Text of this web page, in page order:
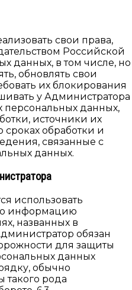
свои права,
Российской
данных, в том числе, но
обновлять свои
их блокирования
у Администратора
персональных данных,
источники их
обработки и
связанные с
данных.
использовать
информацию
названных в
обязан
для защиты
данных
обычно
такого рода